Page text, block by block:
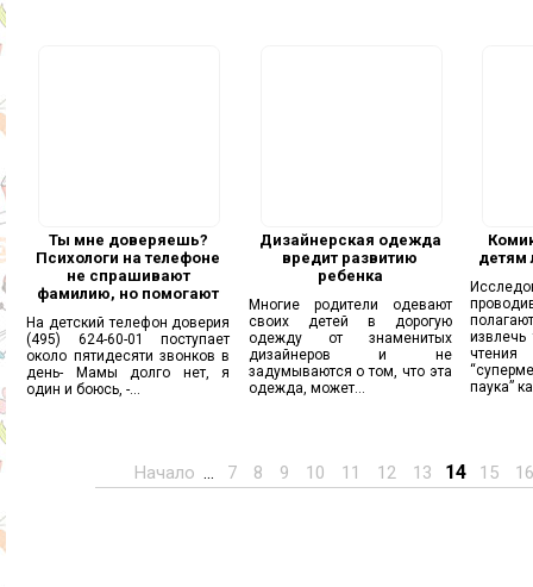
Ты мне доверяешь?
Психологи на телефоне
не спрашивают
фамилию, но помогают
На детский телефон доверия
(495) 624-60-01 поступает
около пятидесяти звонков в
день- Мамы долго нет, я
один и боюсь, -...
Дизайнерская одежда
вредит развитию
ребенка
Многие родители одевают
своих детей в дорогую
одежду от знаменитых
дизайнеров и не
задумываются о том, что эта
одежда, может...
детям
извлечь
паука”
Начало ... 7 8 9 10 11 12 13 14 15 16